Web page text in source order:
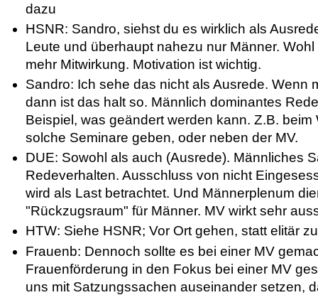
dazu
HSNR: Sandro, siehst du es wirklich als
Leute und überhaupt nahezu nur Männer.
mehr Mitwirkung. Motivation ist wichtig.
Sandro: Ich sehe das nicht als Ausrede. Wenn
dann ist das halt so. Männlich dominantes
Beispiel, was geändert werden kann. Z.B.
solche Seminare geben, oder neben der MV.
DUE: Sowohl als auch (Ausrede). Männliches
Redeverhalten. Ausschluss von nicht
wird als Last betrachtet. Und Männerplenum
"Rückzugsraum" für Männer. MV wirkt sehr
HTW: Siehe HSNR; Vor Ort gehen, statt elitär
Frauenb: Dennoch sollte es bei einer MV
Frauenförderung in den Fokus bei einer MV
uns mit Satzungssachen auseinander setzen,